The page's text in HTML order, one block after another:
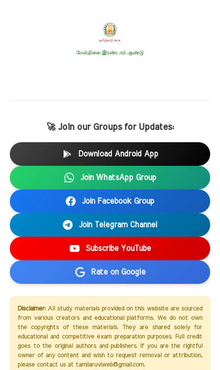
🚀 Join our Groups for Updates:
Download Android App
Join WhatsApp Group
Join Facebook Group
Join Telegram Channel
Subscribe YouTube
Rate on Google
Disclaimer:All study materials provided on this website are sourced
from various creators and educational platforms. We do not own
the copyrights of these materials. They are shared solely for
educational and competitive exam preparation purposes. Full credit
goes to the original authors and publishers. If you are the rightful
owner of any content and wish to request removal or attribution,
please contact us at tamilaruviweb@gmail.com.